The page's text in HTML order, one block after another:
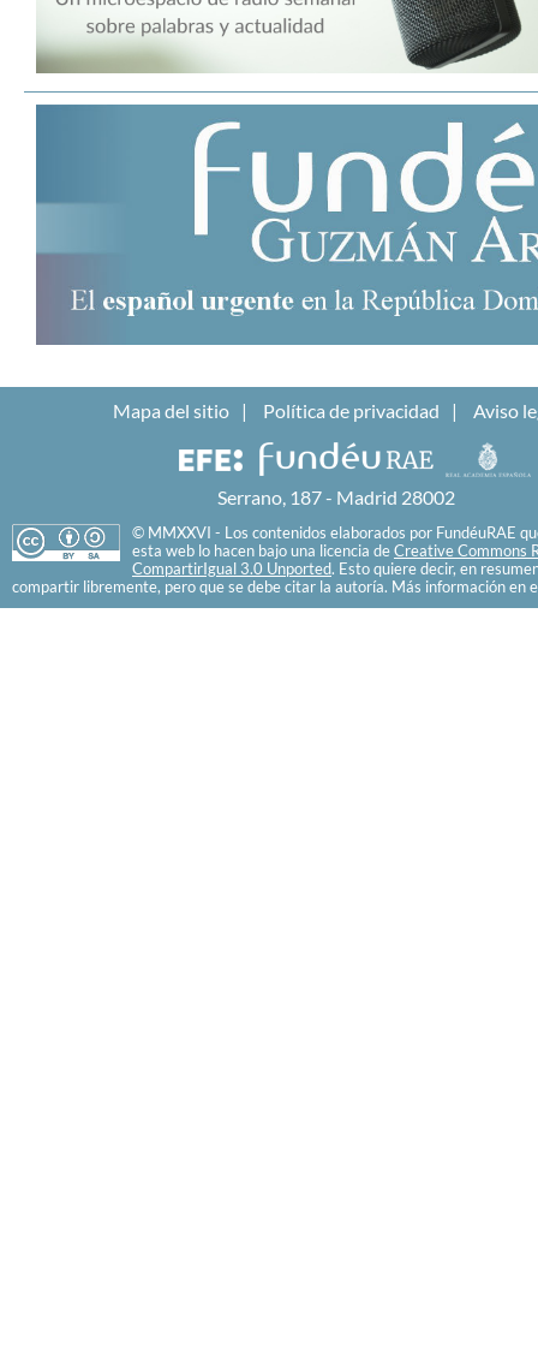
Mapa del sitio Política de privacidad Aviso
Serrano, 187 - Madrid 28002
© MMXXVI - Los contenidos elaborados por FundéuRAE
esta web lo hacen bajo una licencia de Creative Commons
CompartirIgual 3.0 Unported. Esto quiere decir, en
compartir libremente, pero que se debe citar la autoría. Más información en